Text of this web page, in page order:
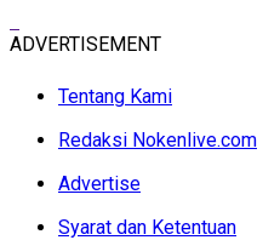
ADVERTISEMENT
Tentang Kami
Redaksi Nokenlive.com
Advertise
Syarat dan Ketentuan